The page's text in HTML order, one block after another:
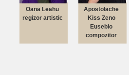
Oana Leahu
regizor artistic
Apostolache
Kiss Zeno
Eusebio
compozitor